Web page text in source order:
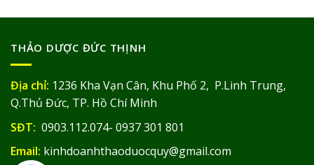
THẢO DƯỢC ĐỨC THỊNH
Địa chỉ: 1236 Kha Vạn Cân, Khu Phố 2, P.Linh Trung,
Q.Thủ Đức, TP. Hồ Chí Minh
SĐT: 0903.112.074- 0937 301 801
Email: kinhdoanhthaoduocquy@gmail.com